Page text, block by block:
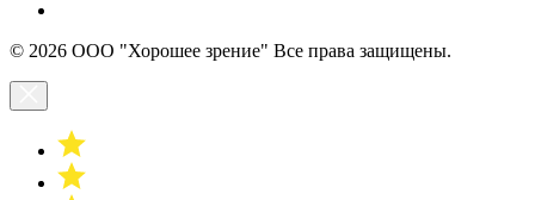
© 2026 ООО "Хорошее зрение" Все права защищены.